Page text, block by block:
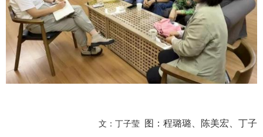
文：丁子莹 图：程璐璐、陈美宏、丁子